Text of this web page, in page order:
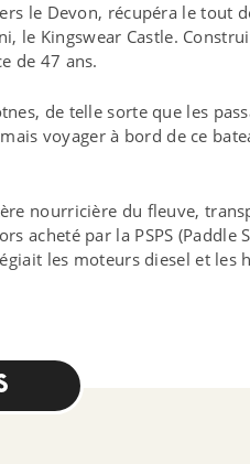
le Devon, récupéra le tout
le Kingswear Castle.
de 47 ans.
de telle sorte que les
voyager à bord de ce
nourricière du fleuve,
acheté par la PSPS (Paddle
les moteurs diesel et les